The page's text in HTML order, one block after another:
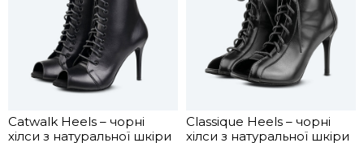
Catwalk Heels – чорні
хілси з натуральної шкіри
Classique Heels – чорні
хілси з натуральної шкіри